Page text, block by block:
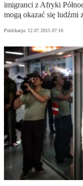
imigranci z Afryki
mogą okazać się ludźmi
Publikacja: 12.07.2015 07:16